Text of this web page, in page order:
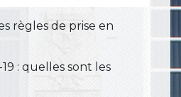
règles de prise en
: quelles sont les